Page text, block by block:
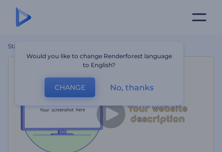
Startseite
Would you like to change Renderforest language
to English?
CHANGE No, thanks